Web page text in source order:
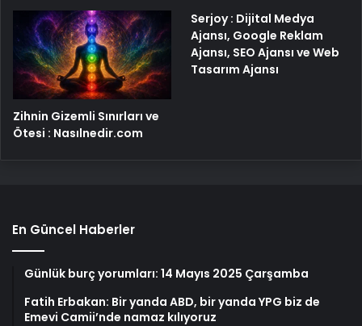
Zihnin Gizemli Sınırları ve
Ötesi : Nasılnedir.com
Serjoy : Dijital Medya
Ajansı, Google Reklam
Ajansı, SEO Ajansı ve Web
Tasarım Ajansı
En Güncel Haberler
Günlük burç yorumları: 14 Mayıs 2025 Çarşamba
Fatih Erbakan: Bir yanda ABD, bir yanda YPG biz de
Emevi Camii’nde namaz kılıyoruz